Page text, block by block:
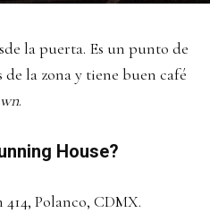
la puerta. Es un punto de
la zona y tiene buen café
.
House?
Polanco, CDMX.